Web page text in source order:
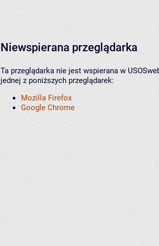
Niewspierana przeglądarka
Ta przeglądarka nie jest wspierana w
jednej z poniższych przeglądarek:
Mozilla Firefox
Google Chrome